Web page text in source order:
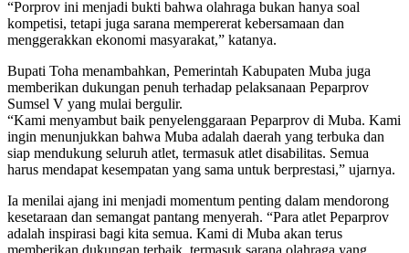
“Porprov ini menjadi bukti bahwa olahraga bukan hanya soal
kompetisi, tetapi juga sarana mempererat kebersamaan dan
menggerakkan ekonomi masyarakat,” katanya.
Bupati Toha menambahkan, Pemerintah Kabupaten Muba juga
memberikan dukungan penuh terhadap pelaksanaan Peparprov
Sumsel V yang mulai bergulir.
“Kami menyambut baik penyelenggaraan Peparprov di Muba. Kami
ingin menunjukkan bahwa Muba adalah daerah yang terbuka dan
siap mendukung seluruh atlet, termasuk atlet disabilitas. Semua
harus mendapat kesempatan yang sama untuk berprestasi,” ujarnya.
Ia menilai ajang ini menjadi momentum penting dalam mendorong
kesetaraan dan semangat pantang menyerah. “Para atlet Peparprov
adalah inspirasi bagi kita semua. Kami di Muba akan terus
memberikan dukungan terbaik, termasuk sarana olahraga yang